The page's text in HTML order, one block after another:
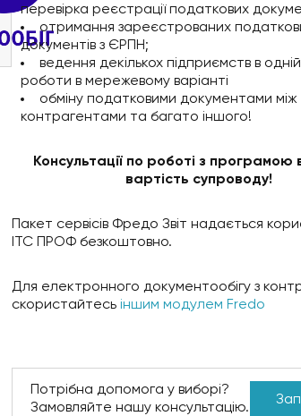
перевірка реєстрації податкових
отримання зареєстрованих
документів з ЄРПН;
ведення декількох підприємств в одній
роботи в мережевому варіанті
обміну податковими документами між
контрагентами та багато іншого!
Консультації по роботі з програмою
вартість супроводу!
Пакет сервісів Фредо Звіт надається
ІТС ПРОФ безкоштовно.
Для електронного документообігу з
скористайтесь іншим модулем Fredo
Потрібна допомога у виборі?
Замовляйте нашу консультацію.